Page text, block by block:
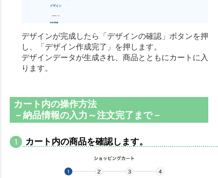
デザインが完成したら「デザインの確認」ボタンを押
し、「デザイン作成完了」を押します。
デザインデータが生成され、商品とともにカートに入
ります。
カート内の操作方法
－納品情報の入力～注文完了まで－
カート内の商品を確認します。